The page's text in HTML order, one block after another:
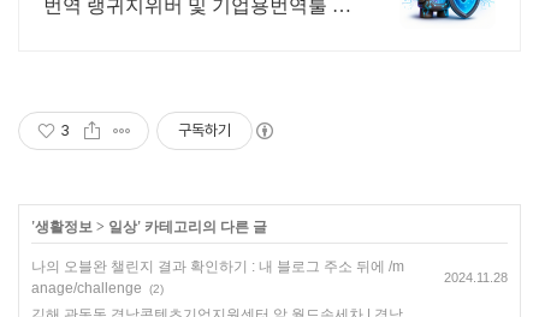
번역 랭귀지위버 및 기업용번역툴 트
3 구독하기
'생활정보 > 일상' 카테고리의 다른 글
나의 오블완 챌린지 결과 확인하기 : 내 블로그 주소 뒤에 /m
anage/challenge
(2)
2024.11.28